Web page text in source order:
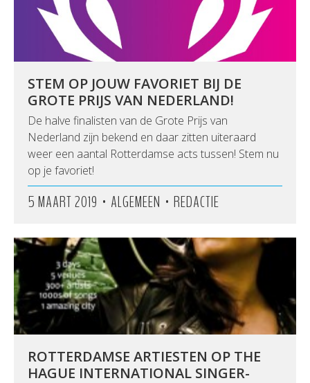
STEM OP JOUW FAVORIET BIJ DE
GROTE PRIJS VAN NEDERLAND!
De halve finalisten van de Grote Prijs van
Nederland zijn bekend en daar zitten uiteraard
weer een aantal Rotterdamse acts tussen! Stem nu
op je favoriet!
5 MAART 2019 • ALGEMEEN • REDACTIE
ROTTERDAMSE ARTIESTEN OP THE
HAGUE INTERNATIONAL SINGER-